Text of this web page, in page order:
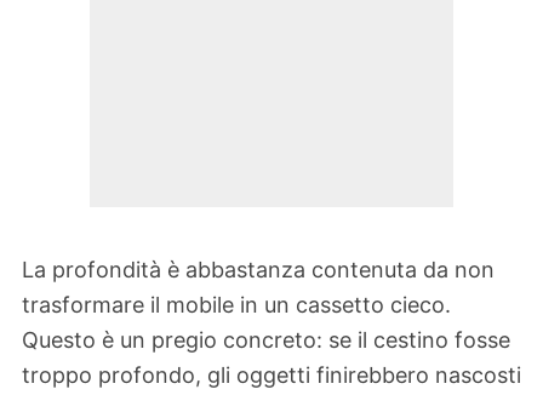
La profondità è abbastanza contenuta da non
trasformare il mobile in un cassetto cieco.
Questo è un pregio concreto: se il cestino fosse
troppo profondo, gli oggetti finirebbero nascosti